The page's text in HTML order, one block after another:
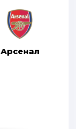
Арсенал